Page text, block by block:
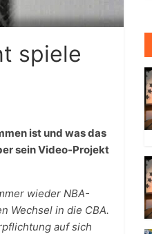
spiele
ist und was das
sein Video-Projekt
wieder NBA-
Wechsel in die CBA.
auf sich